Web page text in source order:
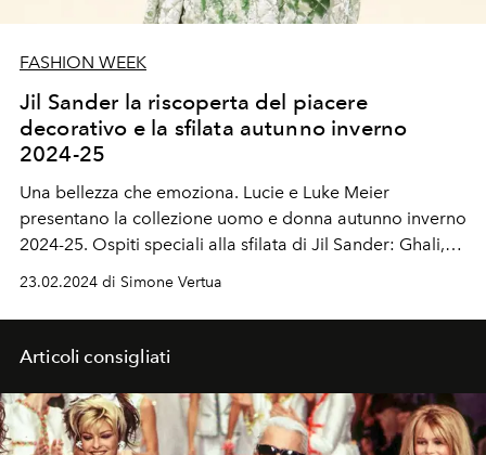
FASHION WEEK
Jil Sander la riscoperta del piacere
decorativo e la sfilata autunno inverno
2024-25
Una bellezza che emoziona. Lucie e Luke Meier
presentano la collezione uomo e donna autunno inverno
2024-25. Ospiti speciali alla sfilata di Jil Sander: Ghali,
Lorenzo Viotti, Eva Riccobono e sfilano anche la
Boscono.
23.02.2024 di Simone Vertua
Articoli consigliati